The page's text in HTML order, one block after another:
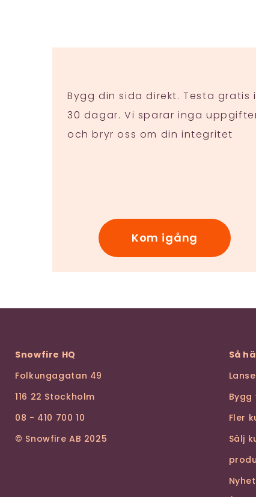
Bygg din sida direkt. Testa gratis i
30 dagar. Vi sparar inga
och bryr oss om din integritet
Kom igång
Snowfire HQ
Folkungagatan 49
116 22 Stockholm
08 - 410 700 10
© Snowfire AB 2025
Så
Fler
Sälj